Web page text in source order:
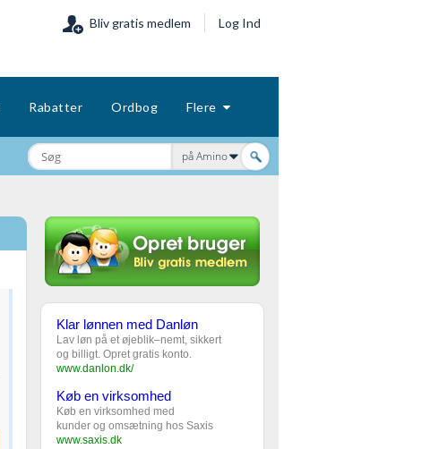
Bliv gratis medlem Log Ind
Rabatter Ordbog Flere
på Amino
Klar lønnen med Danløn
Lav løn på et øjeblik–nemt, sikkert
og billigt. Opret gratis konto.
www.danlon.dk/
Køb en virksomhed
Køb en virksomhed med
kunder og omsætning hos Saxis
www.saxis.dk